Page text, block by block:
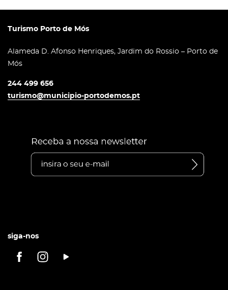
Turismo Porto de Mós
Alameda D. Afonso Henriques, Jardim do Rossio – Porto de
Mós
244 499 656
turismo@municipio-portodemos.pt
siga-nos